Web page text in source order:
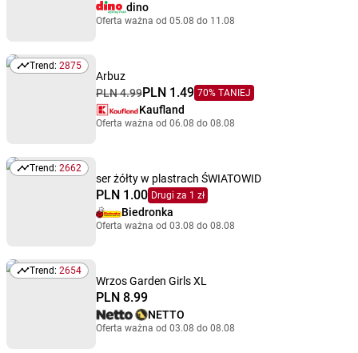
dino
Oferta ważna od 05.08 do 11.08
Trend: 2875
Trend: 2875
Arbuz
PLN 4.99PLN 1.49 70% TANIEJ
Kaufland
Oferta ważna od 06.08 do 08.08
Trend: 2662
Trend: 2662
ser żółty w plastrach ŚWIATOWID
PLN 1.00 Drugi za 1 zł
Biedronka
Oferta ważna od 03.08 do 08.08
Trend: 2654
Trend: 2654
Wrzos Garden Girls XL
PLN 8.99
NETTO
Oferta ważna od 03.08 do 08.08